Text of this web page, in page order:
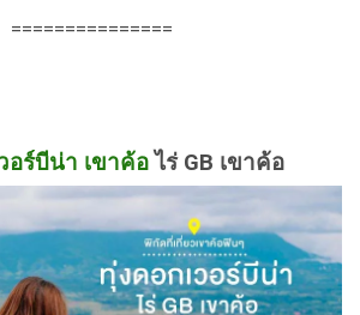
===============
อร์บีน่า เขาค้อไร่ GB เขาค้อ